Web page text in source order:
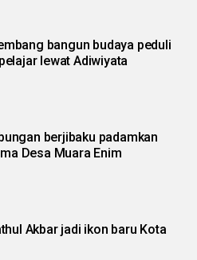
bangun budaya peduli
lewat Adiwiyata
berjibaku padamkan
Desa Muara Enim
Akbar jadi ikon baru Kota